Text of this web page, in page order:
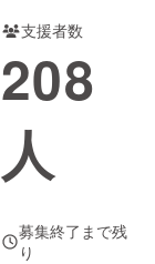
支援者数
208
人
募集終了まで残
り